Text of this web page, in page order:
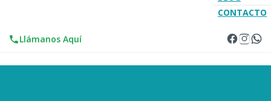
CONTACTO
Llámanos Aquí